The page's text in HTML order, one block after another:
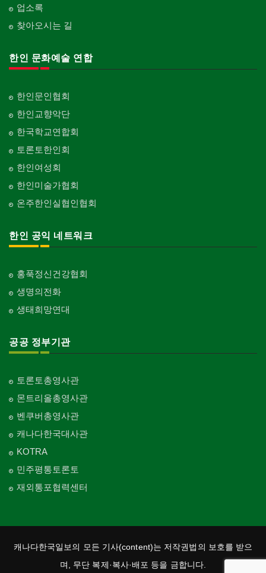
업소록
찾아오시는 길
한인 문화예술 연합
한인문인협회
한인교향악단
한국학교연합회
토론토한인회
한인여성회
한인미술가협회
온주한인실협인협회
한인 공익 네트워크
홍푹정신건강협회
생명의전화
생태희망연대
공공 정부기관
토론토총영사관
몬트리올총영사관
벤쿠버총영사관
캐나다한국대사관
KOTRA
민주평통토론토
재외통포협력센터
캐나다한국일보의 모든 기사(content)는 저작권법의 보호를 받으
며, 무단 복제·복사·배포 등을 금합니다.